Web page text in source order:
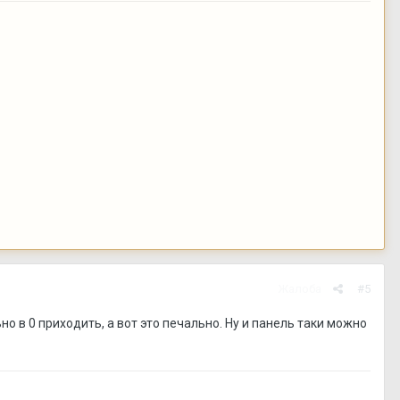
#5
в 0 приходить, а вот это печально. Ну и панель таки можно